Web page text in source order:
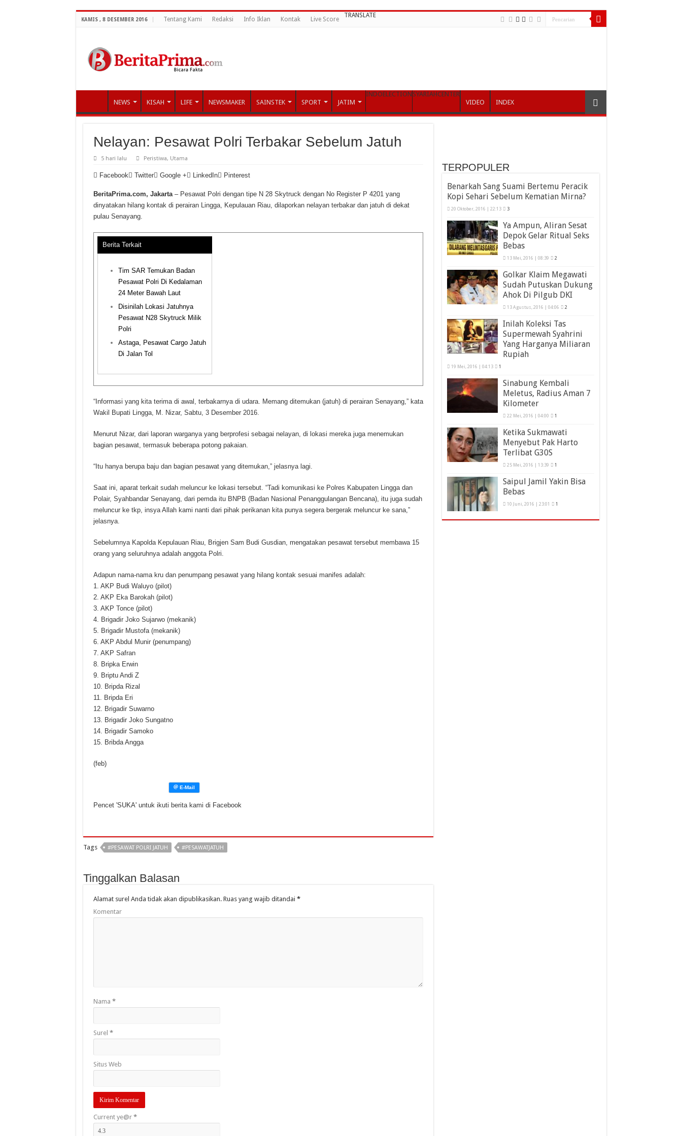
KAMIS , 8 DESEMBER 2016 Tentang Kami Redaksi Info Iklan Kontak Live Score
TRANSLATE
NEWS KISAH LIFE NEWSMAKER SAINSTEK SPORT JATIM
INDOELECTION SYARIAHCENTER
VIDEO
INDEX
Nelayan: Pesawat Polri Terbakar Sebelum Jatuh
5 hari lalu Peristiwa, Utama
Facebook Twitter Google + LinkedIn Pinterest
BeritaPrima.com, Jakarta– Pesawat Polri dengan tipe N 28 Skytruck dengan No Register P 4201 yang
dinyatakan hilang kontak di perairan Lingga, Kepulauan Riau, dilaporkan nelayan terbakar dan jatuh di dekat
pulau Senayang.
Berita Terkait
Tim SAR Temukan Badan
Pesawat Polri Di Kedalaman
24 Meter Bawah Laut
Disinilah Lokasi Jatuhnya
Pesawat N28 Skytruck Milik
Polri
Astaga, Pesawat Cargo Jatuh
Di Jalan Tol
“Informasi yang kita terima di awal, terbakarnya di udara. Memang ditemukan (jatuh) di perairan Senayang,” kata
Wakil Bupati Lingga, M. Nizar, Sabtu, 3 Desember 2016.
Menurut Nizar, dari laporan warganya yang berprofesi sebagai nelayan, di lokasi mereka juga menemukan
bagian pesawat, termasuk beberapa potong pakaian.
“Itu hanya berupa baju dan bagian pesawat yang ditemukan,” jelasnya lagi.
Saat ini, aparat terkait sudah meluncur ke lokasi tersebut. “Tadi komunikasi ke Polres Kabupaten Lingga dan
Polair, Syahbandar Senayang, dari pemda itu BNPB (Badan Nasional Penanggulangan Bencana), itu juga sudah
meluncur ke tkp, insya Allah kami nanti dari pihak perikanan kita punya segera bergerak meluncur ke sana,”
jelasnya.
Sebelumnya Kapolda Kepulauan Riau, Brigjen Sam Budi Gusdian, mengatakan pesawat tersebut membawa 15
orang yang seluruhnya adalah anggota Polri.
Adapun nama-nama kru dan penumpang pesawat yang hilang kontak sesuai manifes adalah:
1. AKP Budi Waluyo (pilot)
2. AKP Eka Barokah (pilot)
3. AKP Tonce (pilot)
4. Brigadir Joko Sujarwo (mekanik)
5. Brigadir Mustofa (mekanik)
6. AKP Abdul Munir (penumpang)
7. AKP Safran
8. Bripka Erwin
9. Briptu Andi Z
10. Bripda Rizal
11. Bripda Eri
12. Brigadir Suwarno
13. Brigadir Joko Sungatno
14. Brigadir Samoko
15. Bribda Angga
(feb)
Pencet 'SUKA' untuk ikuti berita kami di Facebook
Tags #PESAWAT POLRI JATUH #PESAWATJATUH
Tinggalkan Balasan
Alamat surel Anda tidak akan dipublikasikan.Ruas yang wajib ditandai *
Komentar
Nama *
Surel *
Situs Web
Current ye@r *
TERPOPULER
Benarkah Sang Suami Bertemu Peracik
Kopi Sehari Sebelum Kematian Mirna?
20 Oktober, 2016 | 22:13 3
Ya Ampun, Aliran Sesat
Depok Gelar Ritual Seks
Bebas
13 Mei, 2016 | 08:39 2
Golkar Klaim Megawati
Sudah Putuskan Dukung
Ahok Di Pilgub DKI
13 Agustus, 2016 | 04:06 2
Inilah Koleksi Tas
Supermewah Syahrini
Yang Harganya Miliaran
Rupiah
19 Mei, 2016 | 04:13 1
Sinabung Kembali
Meletus, Radius Aman 7
Kilometer
22 Mei, 2016 | 04:00 1
Ketika Sukmawati
Menyebut Pak Harto
Terlibat G30S
25 Mei, 2016 | 13:39 1
Saipul Jamil Yakin Bisa
Bebas
10 Juni, 2016 | 23:01 1